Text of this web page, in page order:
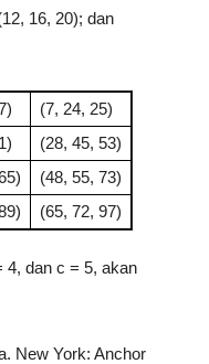
16, 20); dan
(7, 24, 25)
(28, 45, 53)
(48, 55, 73)
(65, 72, 97)
4, dan c = 5, akan
New York: Anchor